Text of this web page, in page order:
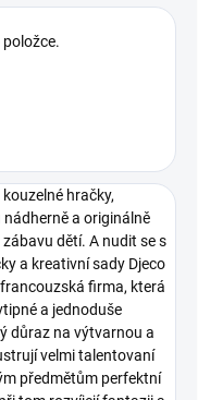
hračky,
a originálně
dětí. A nudit se s
a kreativní sady Djeco
francouzská firma, která
a jednoduše
důraz na výtvarnou a
velmi talentovaní
předmětům perfektní